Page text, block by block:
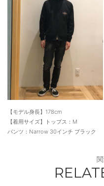
【モデル身長】178cm
【着用サイズ】トップス：M
パンツ：Narrow 30インチ ブラック